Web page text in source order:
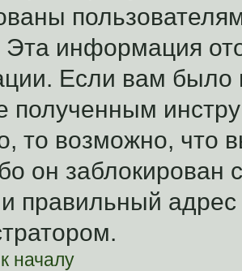
Эта информация
Если вам
полученным
то возможно, что
он
правильный адрес
началу